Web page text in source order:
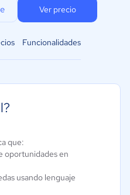
Ver precio
Funcionalidades
que:
oportunidades en
usando lenguaje